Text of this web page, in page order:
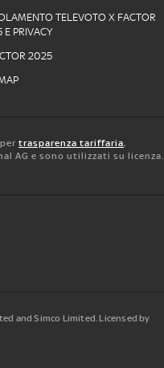
TELEVOTO X FACTOR
PRIVACY
2025
trasparenza tariffaria,
AG e sono utilizzati su licenza.
and Simco Limited. Licensed by